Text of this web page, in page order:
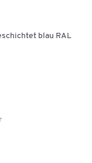
blau RAL